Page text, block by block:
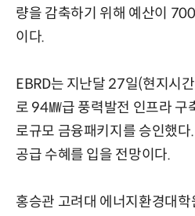
량을 감축하기 위해 예산이
이다.
EBRD는 지난달 27일(현지시
로 94㎿급 풍력발전 인프라
로규모 금융패키지를 승인했다
공급 수혜를 입을 전망이다.
홍승관 고려대 에너지환경대학